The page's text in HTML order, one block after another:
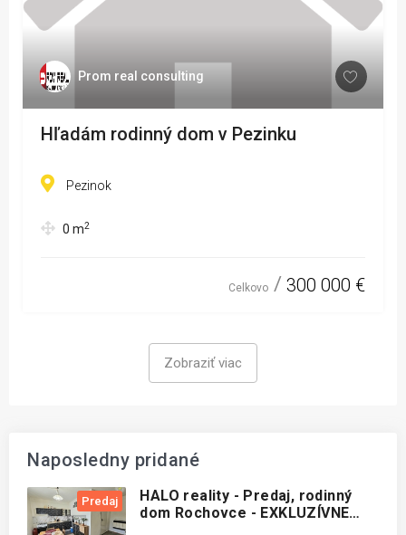
Prom real consulting
Hľadám rodinný dom v Pezinku
Pezinok
0 m2
Celkovo 300 000 €
Zobraziť viac
Naposledny pridané
Predaj
HALO reality - Predaj, rodinný
dom Rochovce - EXKLUZÍVNE